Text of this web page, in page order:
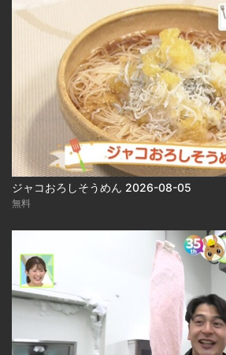
ジャコおろしそうめん 2026-08-05
無料